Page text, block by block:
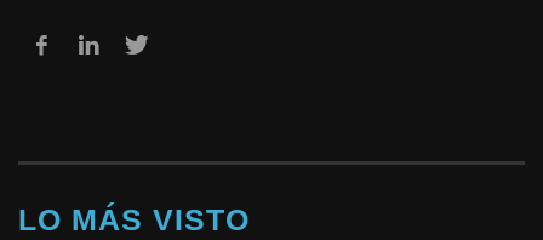
LO MÁS VISTO